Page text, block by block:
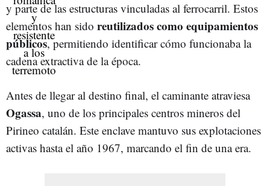
y parte de las estructuras vinculadas al ferrocarril. Estos
elementos han sido reutilizados como equipamientos
públicos, permitiendo identificar cómo funcionaba la
cadena extractiva de la época.
Antes de llegar al destino final, el caminante atraviesa
Ogassa, uno de los principales centros mineros del
Pirineo catalán. Este enclave mantuvo sus explotaciones
activas hasta el año 1967, marcando el fin de una era.